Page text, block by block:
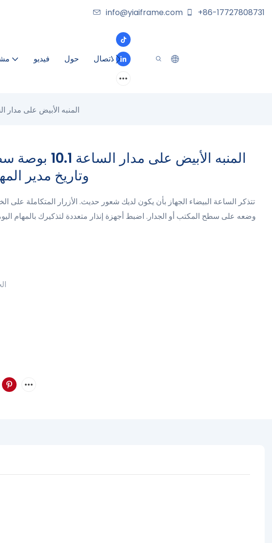
info@yiaiframe.com +86-17727808731
فيديو حول الاتصال
المنبه الأبيض على مدار الساعة 10.1 بوصة سطح المكتب الزمن وتاريخ مدير
المنبه الأبيض
وتاريخ مدير
تتذكر الساعة البيضاء الجهاز بأن يكون لديك شعور حديث. الأزرار المتكاملة على
وضعه على سطح المكتب أو الجدار. اضبط أجهزة إنذار متعددة لتذكيرك بالمهام